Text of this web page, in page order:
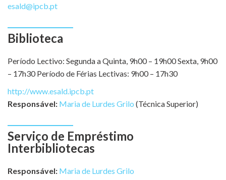
esald@ipcb.pt
Biblioteca
Período Lectivo: Segunda a Quinta, 9h00 – 19h00 Sexta, 9h00
– 17h30 Período de Férias Lectivas: 9h00 – 17h30
http://www.esald.ipcb.pt
Responsável: Maria de Lurdes Grilo (Técnica Superior)
Serviço de Empréstimo
Interbibliotecas
Responsável: Maria de Lurdes Grilo